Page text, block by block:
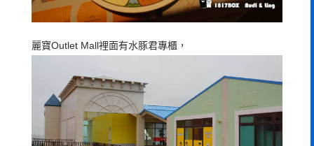
麗寶Outlet Mall裡面有水豚君專櫃，